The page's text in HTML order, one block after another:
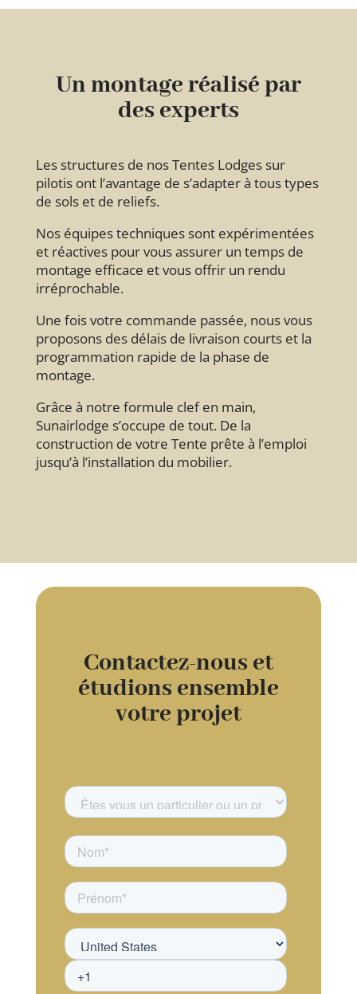
Un montage réalisé par
des experts
Les structures de nos Tentes Lodges sur
pilotis ont l’avantage de s’adapter à tous types
de sols et de reliefs.
Nos équipes techniques sont expérimentées
et réactives pour vous assurer un temps de
montage efficace et vous offrir un rendu
irréprochable.
Une fois votre commande passée, nous vous
proposons des délais de livraison courts et la
programmation rapide de la phase de
montage.
Grâce à notre formule clef en main,
Sunairlodge s’occupe de tout. De la
construction de votre Tente prête à l’emploi
jusqu’à l’installation du mobilier.
Contactez-nous et
étudions ensemble
votre projet